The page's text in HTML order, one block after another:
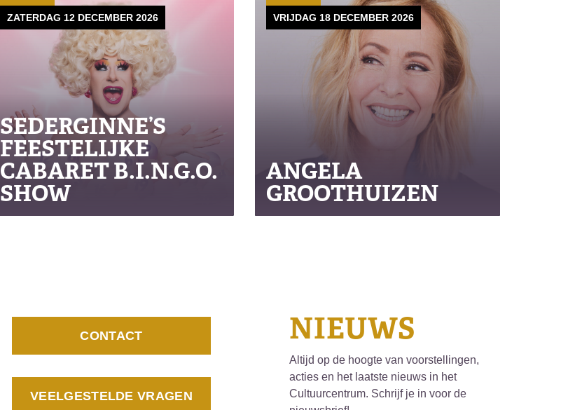
ZATERDAG 12 DECEMBER 2026
SEDERGINNE’S
FEESTELIJKE
CABARET B.I.N.G.O.
SHOW
VRIJDAG 18 DECEMBER 2026
ANGELA
GROOTHUIZEN
CONTACT
VEELGESTELDE VRAGEN
NIEUWS
Altijd op de hoogte van voorstellingen,
acties en het laatste nieuws in het
Cultuurcentrum. Schrijf je in voor de